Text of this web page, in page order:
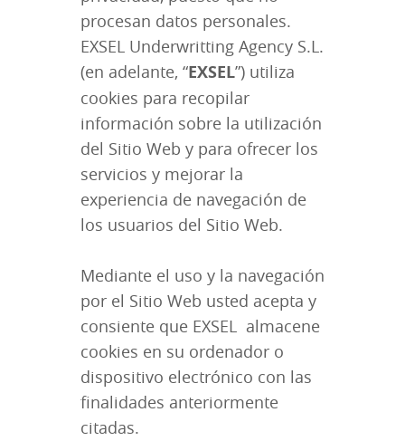
procesan datos personales.
EXSEL Underwritting Agency S.L.
(en adelante, “EXSEL”) utiliza
cookies para recopilar
información sobre la utilización
del Sitio Web y para ofrecer los
servicios y mejorar la
experiencia de navegación de
los usuarios del Sitio Web.
Mediante el uso y la navegación
por el Sitio Web usted acepta y
consiente que EXSEL almacene
cookies en su ordenador o
dispositivo electrónico con las
finalidades anteriormente
citadas.